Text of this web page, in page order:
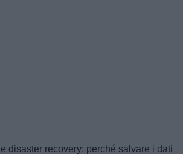
disaster recovery: perché salvare i dati